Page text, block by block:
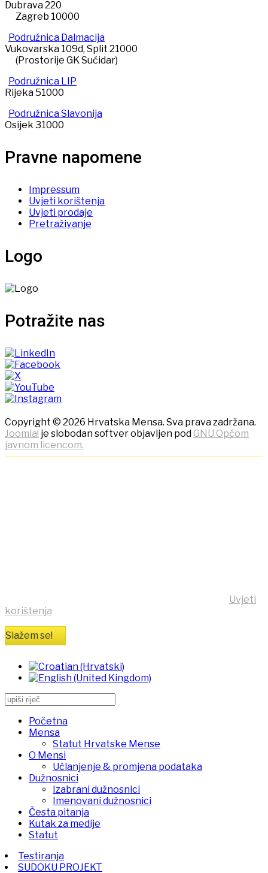
Dubrava 220
Zagreb 10000
Podružnica Dalmacija
Vukovarska 109d, Split 21000
(Prostorije GK Sućidar)
Podružnica LIP
Rijeka 51000
Podružnica Slavonija
Osijek 31000
Pravne napomene
Impressum
Uvjeti korištenja
Uvjeti prodaje
Pretraživanje
Logo
Potražite nas
Copyright © 2026 Hrvatska Mensa. Sva prava zadržana.
Joomla! je slobodan softver objavljen pod GNU Općom
javnom licencom.
Uvjeti
korištenja
Slažem se!
Početna
Mensa
Statut Hrvatske Mense
O Mensi
Učlanjenje & promjena podataka
Dužnosnici
Izabrani dužnosnici
Imenovani dužnosnici
Česta pitanja
Kutak za medije
Statut
Testiranja
SUDOKU PROJEKT